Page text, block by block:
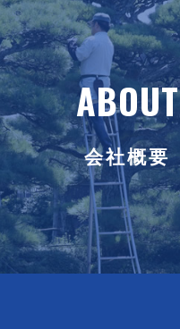
ABOUT
会社概要